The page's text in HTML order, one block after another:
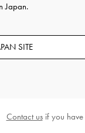
一目惚れ
、サイズ感が合
品質
Japan.
SITE
Contact usif you have